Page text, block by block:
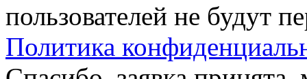
пользователей не будут
Политика